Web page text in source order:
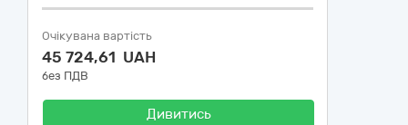
Очікувана вартість
45 724,61 UAH
без ПДВ
Дивитись